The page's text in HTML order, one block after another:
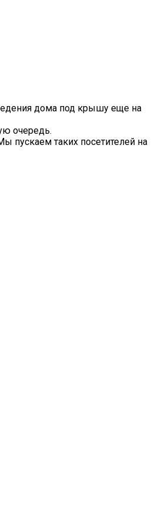
дома под крышу еще на
очередь.
пускаем таких посетителей на